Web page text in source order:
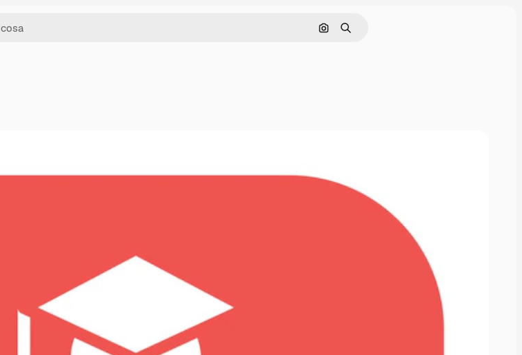
Cerca per immagine
Ricerca